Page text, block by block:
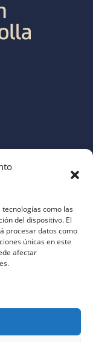
como las
del dispositivo. El
procesar datos como
únicas en este
afectar